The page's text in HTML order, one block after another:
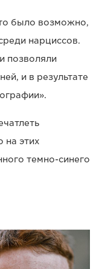
было возможно,
нарциссов.
позволяли
и в результате
на этих
темно-синего